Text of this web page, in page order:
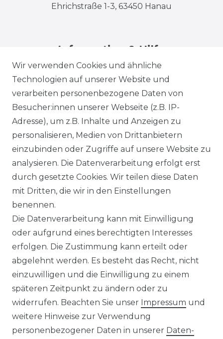
Wir verwenden Cookies und ähnliche
Technologien auf unserer Website und
verarbeiten personenbezogene Daten von
Besucher:innen unserer Webseite (z.B. IP-
Adresse), um z.B. Inhalte und Anzeigen zu
personalisieren, Medien von Drittanbietern
einzubinden oder Zugriffe auf unsere Website zu
analysieren. Die Datenverarbeitung erfolgt erst
durch gesetzte Cookies. Wir teilen diese Daten
mit Dritten, die wir in den Einstellungen
benennen.
Die Datenverarbeitung kann mit Einwilligung
oder aufgrund eines berechtigten Interesses
erfolgen. Die Zustimmung kann erteilt oder
abgelehnt werden. Es besteht das Recht, nicht
einzuwilligen und die Einwilligung zu einem
späteren Zeitpunkt zu ändern oder zu
widerrufen. Beachten Sie unser Impressum und
weitere Hinweise zur Verwendung
personenbezogener Daten in unserer Daten­
Ehrichstraße 1-3, 63450 Hanau
Information & Hilfe
Impressum Daten­schutz­erklärung
AGB Barrierefreiheitserklärung
Widerrufs­recht
VERTRAG WIDERRUFEN Kontakt